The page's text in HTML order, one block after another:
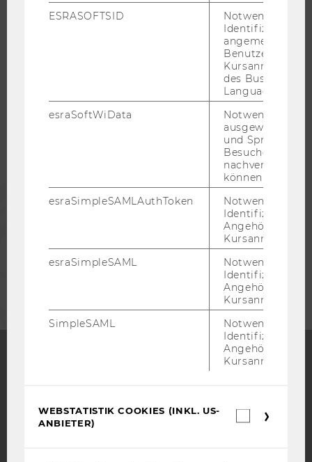
STUDIERENDE
PRESSE
UNTERNEHMEN
ESRASOFTSID
Notwendig zur
Identifizierung
angemeldeten
Benutzers im
des Business
Language
esraSoftWiData
Notwendig um
ausgewählte
und
Besuchers
nachverfolgen
können.
esraSimpleSAMLAuthToken
Notwendig zur
Identifizierung
Angehörige/r für
Kursanmeldung.
esraSimpleSAML
Notwendig zur
Identifizierung
Angehörige/r für
Kursanmeldung.
SimpleSAML
Notwendig zur
Identifizierung
Angehörige/r für
Kursanmeldung.
WEBSTATISTIK COOKIES (INKL. US-
ANBIETER)